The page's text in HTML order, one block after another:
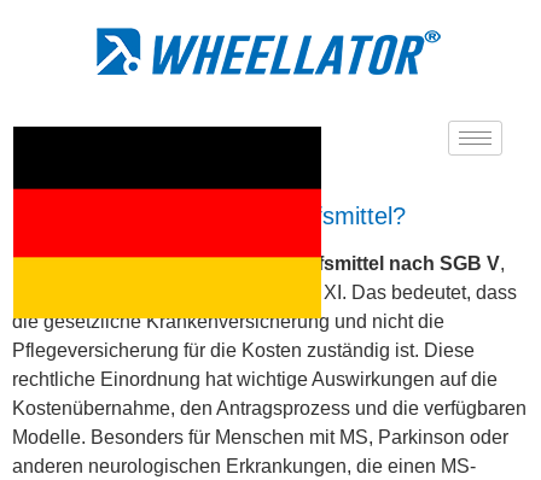
Ist ein Rollator ein Pflegehilfsmittel?
Ein Rollator ist grundsätzlich einHilfsmittel nach SGB V,
nicht ein Pflegehilfsmittel nach SGB XI. Das bedeutet, dass
die gesetzliche Krankenversicherung und nicht die
Pflegeversicherung für die Kosten zuständig ist. Diese
rechtliche Einordnung hat wichtige Auswirkungen auf die
Kostenübernahme, den Antragsprozess und die verfügbaren
Modelle. Besonders für Menschen mit MS, Parkinson oder
anderen neurologischen Erkrankungen, die einen MS-